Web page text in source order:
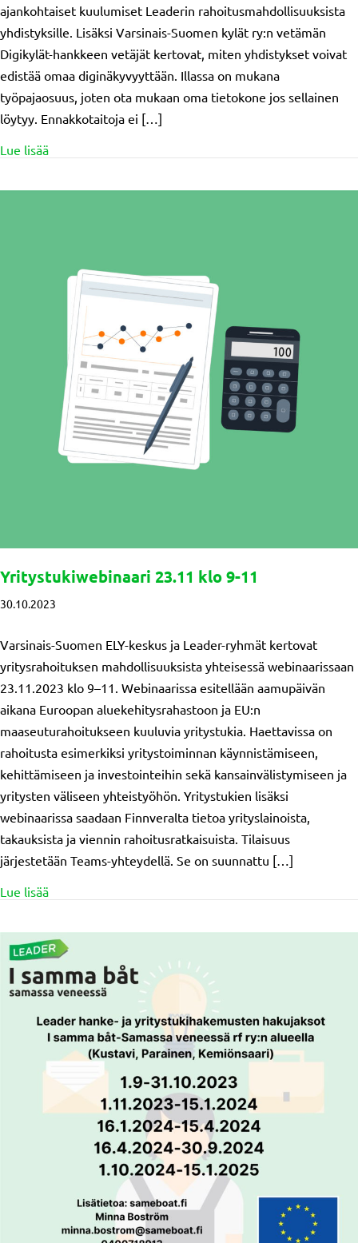
ajankohtaiset kuulumiset Leaderin rahoitusmahdollisuuksista
yhdistyksille. Lisäksi Varsinais-Suomen kylät ry:n vetämän
Digikylät-hankkeen vetäjät kertovat, miten yhdistykset voivat
edistää omaa diginäkyvyyttään. Illassa on mukana
työpajaosuus, joten ota mukaan oma tietokone jos sellainen
löytyy. Ennakkotaitoja ei […]
Lue lisääabout Yhdistysilta Nauvossa 9.11 klo 18
Yritystukiwebinaari 23.11 klo 9-11
30.10.2023
Varsinais-Suomen ELY-keskus ja Leader-ryhmät kertovat
yritysrahoituksen mahdollisuuksista yhteisessä webinaarissaan
23.11.2023 klo 9–11. Webinaarissa esitellään aamupäivän
aikana Euroopan aluekehitysrahastoon ja EU:n
maaseuturahoitukseen kuuluvia yritystukia. Haettavissa on
rahoitusta esimerkiksi yritystoiminnan käynnistämiseen,
kehittämiseen ja investointeihin sekä kansainvälistymiseen ja
yritysten väliseen yhteistyöhön. Yritystukien lisäksi
webinaarissa saadaan Finnveralta tietoa yrityslainoista,
takauksista ja viennin rahoitusratkaisuista. Tilaisuus
järjestetään Teams-yhteydellä. Se on suunnattu […]
Lue lisääabout Yritystukiwebinaari 23.11 klo 9-11